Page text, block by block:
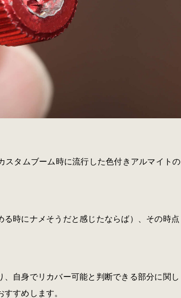
スタムブーム時に流行した色付きアルマイトの
時にナメそうだと感じたならば）、その時点
自身でリカバー可能と判断できる部分に関し
すめします。